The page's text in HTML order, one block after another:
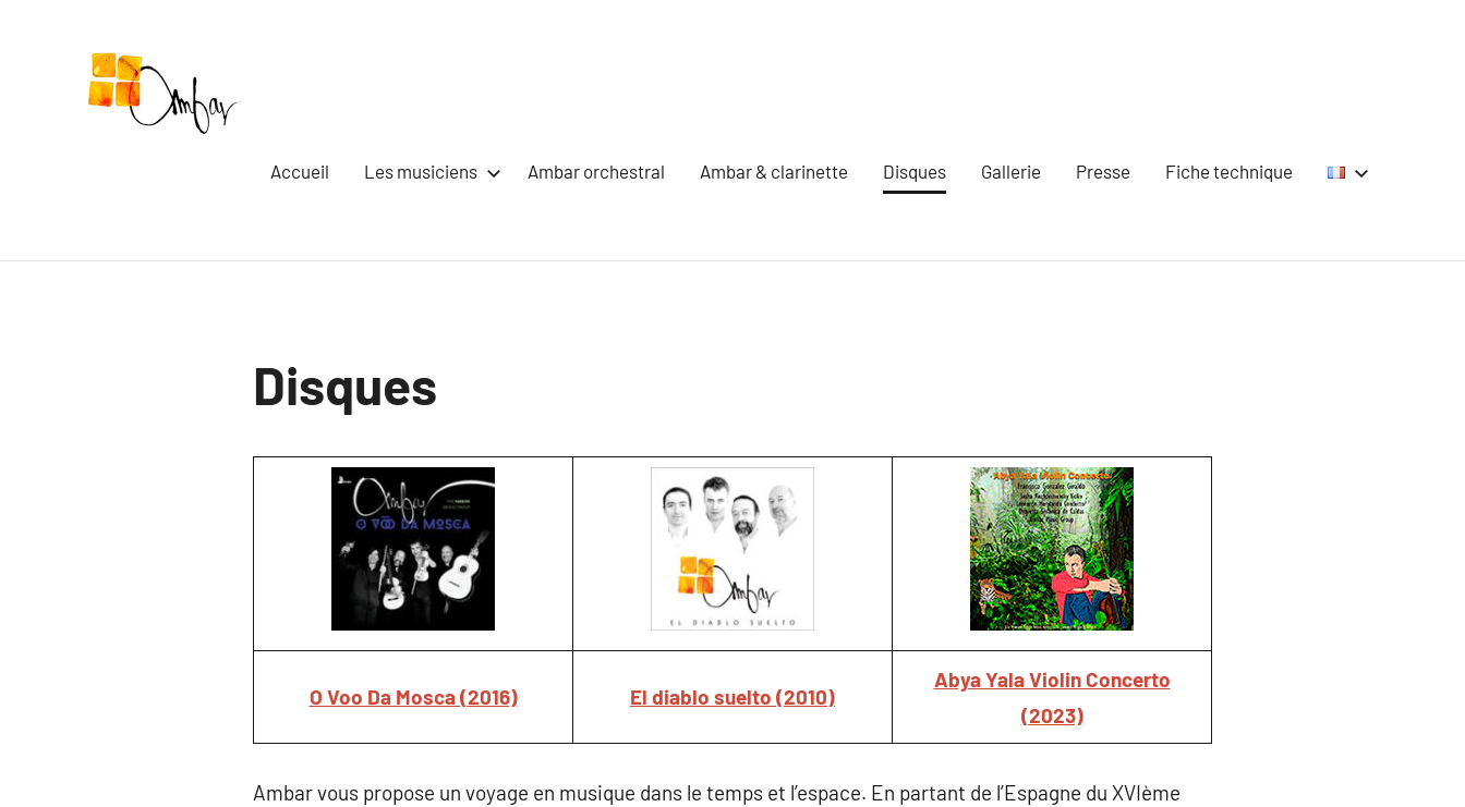
Accueil Les musiciens Ambar orchestral Ambar & clarinette Disques Gallerie Presse Fiche technique
Disques
O Voo Da Mosca (2016) El diablo suelto (2010)
Abya Yala Violin Concerto
(2023)
Ambar vous propose un voyage en musique dans le temps et l’espace. En partant de l’Espagne du XVIème